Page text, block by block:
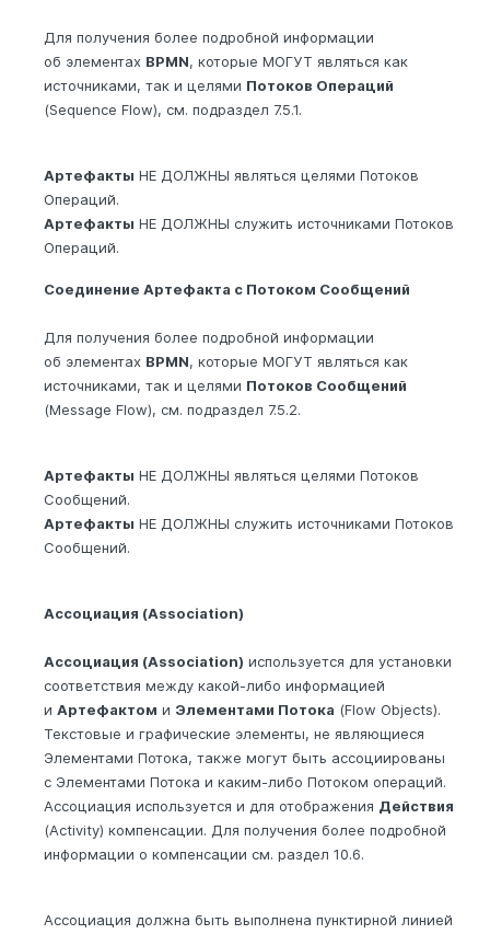
Для получения более подробной информации
об элементах BPMN, которые МОГУТ являться как
источниками, так и целями Потоков Операций
(Sequence Flow), см. подраздел 7.5.1.
Артефакты НЕ ДОЛЖНЫ являться целями Потоков
Операций.
Артефакты НЕ ДОЛЖНЫ служить источниками Потоков
Операций.
Соединение Артефакта с Потоком Сообщений
Для получения более подробной информации
об элементах BPMN, которые МОГУТ являться как
источниками, так и целями Потоков Сообщений
(Message Flow), см. подраздел 7.5.2.
Артефакты НЕ ДОЛЖНЫ являться целями Потоков
Сообщений.
Артефакты НЕ ДОЛЖНЫ служить источниками Потоков
Сообщений.
Ассоциация (Association)
Ассоциация (Association) используется для установки
соответствия между какой-либо информацией
и Артефактом и Элементами Потока (Flow Objects).
Текстовые и графические элементы, не являющиеся
Элементами Потока, также могут быть ассоциированы
с Элементами Потока и каким-либо Потоком операций.
Ассоциация используется и для отображения Действия
(Activity) компенсации. Для получения более подробной
информации о компенсации см. раздел 10.6.
Ассоциация должна быть выполнена пунктирной линией